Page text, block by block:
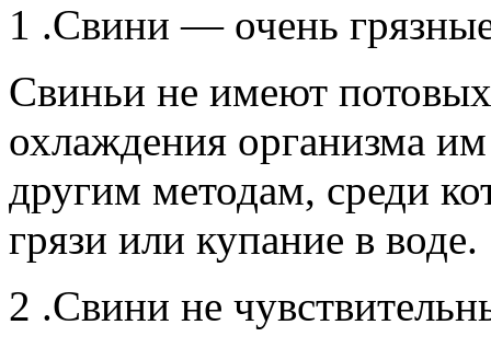
1 .Свини — очень
Свиньи не имеют
охлаждения организма
другим методам, среди
грязи или купание в воде.
2 .Свини не